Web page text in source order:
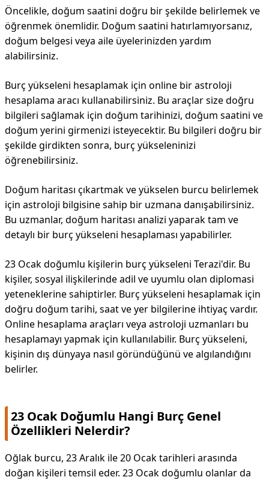
Öncelikle, doğum saatini doğru bir şekilde belirlemek ve
öğrenmek önemlidir. Doğum saatini hatırlamıyorsanız,
doğum belgesi veya aile üyelerinizden yardım
alabilirsiniz.
Burç yükseleni hesaplamak için online bir astroloji
hesaplama aracı kullanabilirsiniz. Bu araçlar size doğru
bilgileri sağlamak için doğum tarihinizi, doğum saatini ve
doğum yerini girmenizi isteyecektir. Bu bilgileri doğru bir
şekilde girdikten sonra, burç yükseleninizi
öğrenebilirsiniz.
Doğum haritası çıkartmak ve yükselen burcu belirlemek
için astroloji bilgisine sahip bir uzmana danışabilirsiniz.
Bu uzmanlar, doğum haritası analizi yaparak tam ve
detaylı bir burç yükseleni hesaplaması yapabilirler.
23 Ocak doğumlu kişilerin burç yükseleni Terazi'dir. Bu
kişiler, sosyal ilişkilerinde adil ve uyumlu olan diplomasi
yeteneklerine sahiptirler. Burç yükseleni hesaplamak için
doğru doğum tarihi, saat ve yer bilgilerine ihtiyaç vardır.
Online hesaplama araçları veya astroloji uzmanları bu
hesaplamayı yapmak için kullanılabilir. Burç yükseleni,
kişinin dış dünyaya nasıl göründüğünü ve algılandığını
belirler.
23 Ocak Doğumlu Hangi Burç Genel
Özellikleri Nelerdir?
Oğlak burcu, 23 Aralık ile 20 Ocak tarihleri arasında
doğan kişileri temsil eder. 23 Ocak doğumlu olanlar da